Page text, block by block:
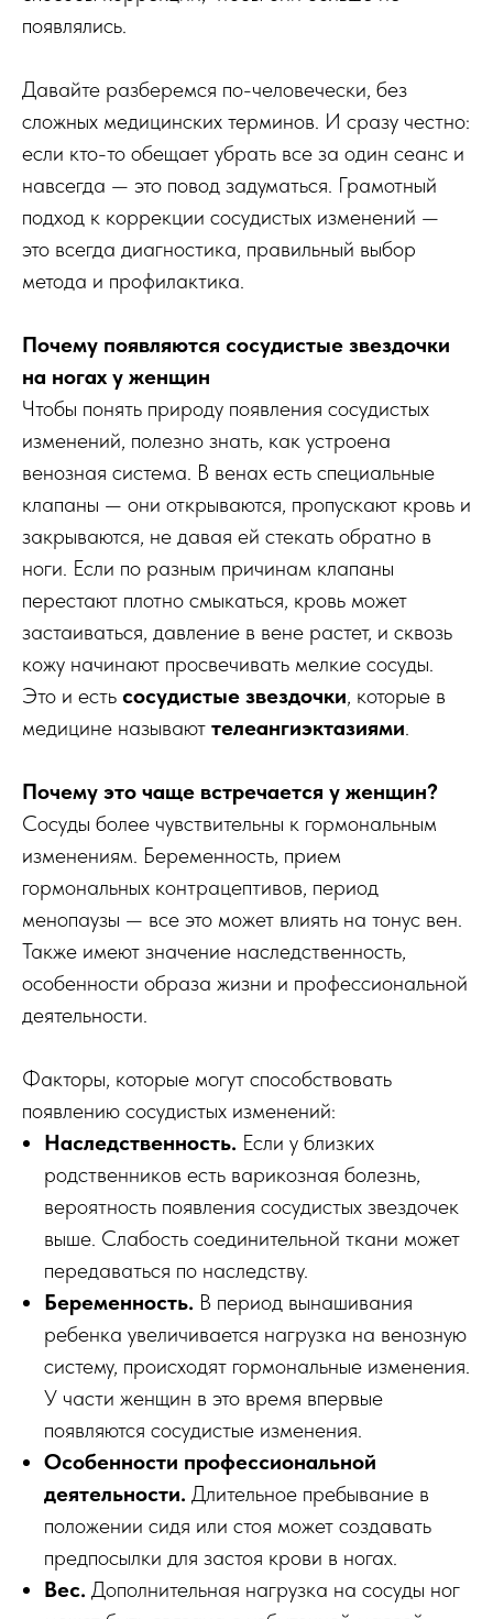
появлялись.
Давайте разберемся по-человечески, без
сложных медицинских терминов. И сразу честно:
если кто-то обещает убрать все за один сеанс и
навсегда — это повод задуматься. Грамотный
подход к коррекции сосудистых изменений —
это всегда диагностика, правильный выбор
метода и профилактика.
Почему появляются сосудистые звездочки
на ногах у женщин
Чтобы понять природу появления сосудистых
изменений, полезно знать, как устроена
венозная система. В венах есть специальные
клапаны — они открываются, пропускают кровь и
закрываются, не давая ей стекать обратно в
ноги. Если по разным причинам клапаны
перестают плотно смыкаться, кровь может
застаиваться, давление в вене растет, и сквозь
кожу начинают просвечивать мелкие сосуды.
Это и есть сосудистые звездочки, которые в
медицине называют телеангиэктазиями.
Почему это чаще встречается у женщин?
Сосуды более чувствительны к гормональным
изменениям. Беременность, прием
гормональных контрацептивов, период
менопаузы — все это может влиять на тонус вен.
Также имеют значение наследственность,
особенности образа жизни и профессиональной
деятельности.
Факторы, которые могут способствовать
появлению сосудистых изменений:
Наследственность. Если у близких
родственников есть варикозная болезнь,
вероятность появления сосудистых звездочек
выше. Слабость соединительной ткани может
передаваться по наследству.
Беременность. В период вынашивания
ребенка увеличивается нагрузка на венозную
систему, происходят гормональные изменения.
У части женщин в это время впервые
появляются сосудистые изменения.
Особенности профессиональной
деятельности. Длительное пребывание в
положении сидя или стоя может создавать
предпосылки для застоя крови в ногах.
Вес. Дополнительная нагрузка на сосуды ног